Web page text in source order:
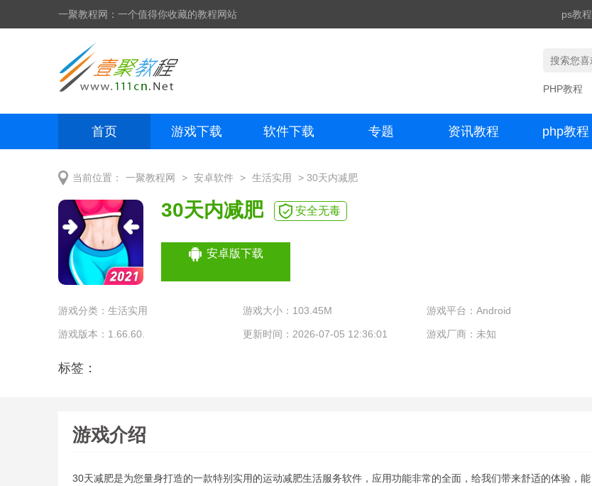
一聚教程网：一个值得你收藏的教程网站 ps教程
PHP教程
首页 游戏下载 软件下载 专题 资讯教程 php教程
当前位置： 一聚教程网 > 安卓软件 > 生活实用 > 30天内减肥
30天内减肥 安全无毒
安卓版下载
游戏分类： 生活实用 游戏大小：103.45M 游戏平台：Android
游戏版本：1.66.60. 更新时间：2026-07-05 12:36:01 游戏厂商：未知
标签：
游戏介绍
30天减肥是为您量身打造的一款特别实用的运动减肥生活服务软件，应用功能非常的全面，给我们带来舒适的体验，能